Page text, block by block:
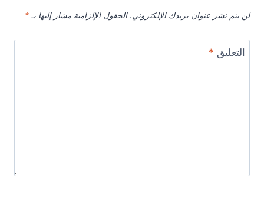
لن يتم نشر عنوان بريدك الإلكتروني. الحقول الإلزامية مشار إليها بـ *
التعليق *